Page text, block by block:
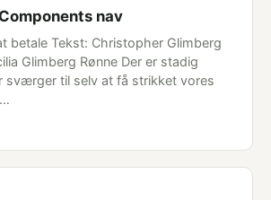
nav
betale Tekst: Christopher Glimberg
Glimberg Rønne Der er stadig
sværger til selv at få strikket vores